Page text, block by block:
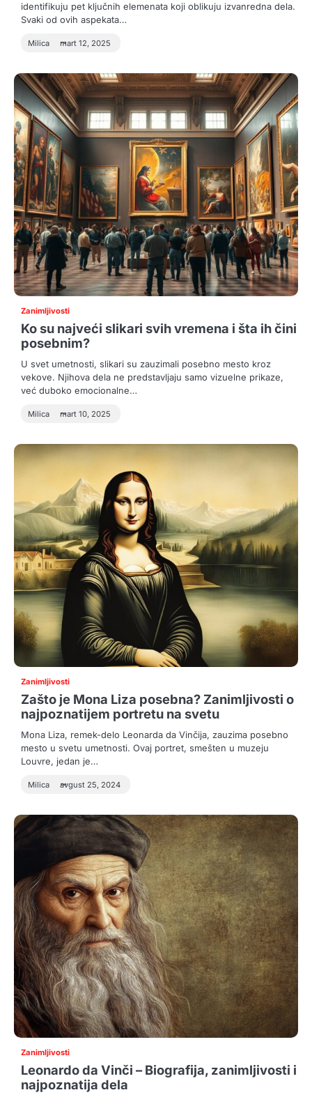
identifikuju pet ključnih elemenata koji oblikuju izvanredna dela.
Svaki od ovih aspekata…
Milica mart 12, 2025
Zanimljivosti
Ko su najveći slikari svih vremena i šta ih čini
posebnim?
U svet umetnosti, slikari su zauzimali posebno mesto kroz
vekove. Njihova dela ne predstavljaju samo vizuelne prikaze,
već duboko emocionalne…
Milica mart 10, 2025
Zanimljivosti
Zašto je Mona Liza posebna? Zanimljivosti o
najpoznatijem portretu na svetu
Mona Liza, remek-delo Leonarda da Vinčija, zauzima posebno
mesto u svetu umetnosti. Ovaj portret, smešten u muzeju
Louvre, jedan je…
Milica avgust 25, 2024
Zanimljivosti
Leonardo da Vinči – Biografija, zanimljivosti i
najpoznatija dela